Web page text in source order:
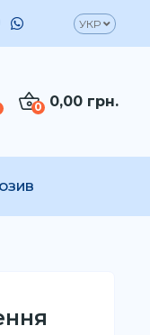
УКР
0,00 грн.
0